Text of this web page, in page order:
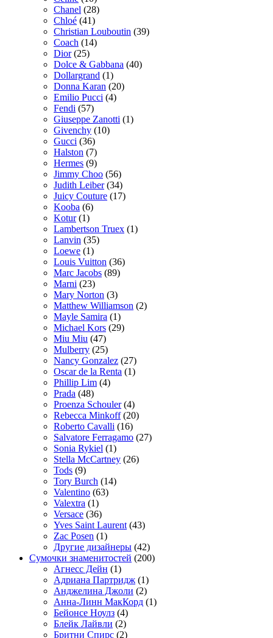
Chanel (28)
Chloé (41)
Christian Louboutin (39)
Coach (14)
Dior(25)
Dolce & Gabbana (40)
Dollargrand (1)
Donna Karan (20)
Emilio Pucci (4)
Fendi (57)
Giuseppe Zanotti (1)
Givenchy (10)
Gucci (36)
Halston (7)
Hermes (9)
Jimmy Choo (56)
Judith Leiber(34)
Juicy Couture (17)
Kooba (6)
Kotur(1)
Lambertson Truex (1)
Lanvin (35)
Loewe (1)
Louis Vuitton (36)
Marc Jacobs (89)
Marni (23)
Mary Norton (3)
Matthew Williamson (2)
Mayle Samira (1)
Michael Kors (29)
Miu Miu (47)
Mulberry (25)
Nancy Gonzalez (27)
Oscar de la Renta (1)
Phillip Lim (4)
Prada (48)
Proenza Schouler(4)
Rebecca Minkoff(20)
Roberto Cavalli (16)
Salvatore Ferragamo (27)
Sonia Rykiel (1)
Stella McCartney (26)
Tods (9)
Tory Burch (14)
Valentino (63)
Valextra (1)
Versace (36)
Yves Saint Laurent (43)
Zac Posen (1)
Другие дизайнеры (42)
Сумочки знаменитостей (200)
Агнесс Дейн (1)
Адриана Партридж (1)
Анджелина Джоли (2)
Анна-Линн МакКорд (1)
Бейонсе Ноулз (4)
Блейк Лайвли (2)
Бритни Спирс (2)